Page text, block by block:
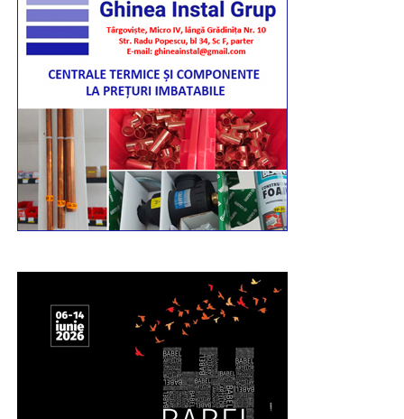
URMATOAREA
Dâmboviţeanul Ionuţ Vulpescu este noul
preşedinte al Consiliului Naţional al PSD
PSD, vot pentru Kovesi în schimbul numirii
Rovanei Plumb comisar european?